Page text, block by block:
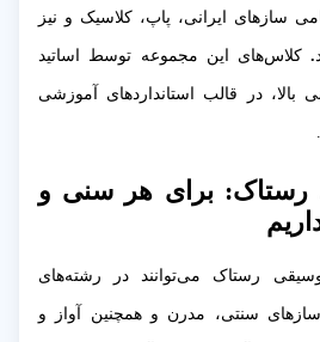
سازهای ایرانی، پاپ، کلاسیک و نیز
.کلاس‌های این مجموعه توسط اساتید
در قالب استانداردهای آموزشی
رستاک: برای هر سنی و
رستاک می‌توانند در رشته‌های
سنتی، مدرن و همچنین آواز و